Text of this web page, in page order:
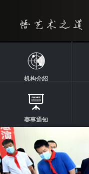
机构介绍
赛事通知